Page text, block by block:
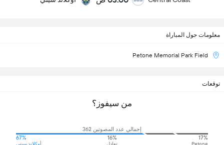
معلومات حول المباراة
Petone Memorial Park Field
توقعات
من سيفوز؟
إجمالي عدد المصوتين 362
17%
Petone
16%
تعادل
67%
أوكلاند سيتي